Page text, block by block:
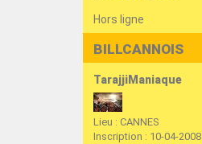
Hors ligne
BILLCANNOIS
TarajjiManiaque
Lieu : CANNES
Inscription : 10-04-2008